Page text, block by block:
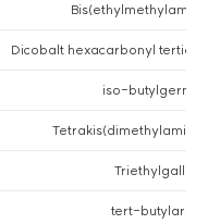
Dicobalt hexacarbonyl
iso-
Triethylgallium
tert-